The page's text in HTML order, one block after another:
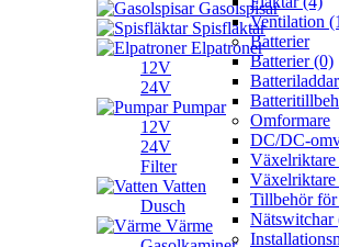
Gasolspisar
Spisfläktar
Elpatroner
12V
24V
Pumpar
12V
24V
Filter
Vatten
Dusch
Värme
Ventilation
Batterier
Batterier (0)
Omformare
DC/DC-
Växelriktare
Växelriktare
Tillbehör
Nätswitchar